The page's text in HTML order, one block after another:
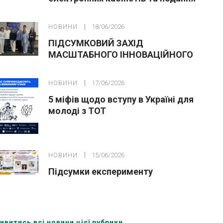
НОВИНИ 18/06/2026
ПІДСУМКОВИЙ ЗАХІД
МАСШТАБНОГО ІННОВАЦІЙНОГО
НОВИНИ 17/06/2026
5 міфів щодо вступу в Україні для
молоді з ТОТ
НОВИНИ 15/06/2026
Підсумки експерименту